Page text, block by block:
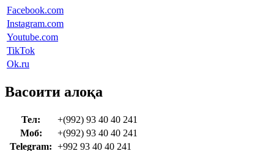
Facebook.com
Instagram.com
Youtube.com
TikTok
Ok.ru
Васоити алоқа
Тел:
+(992) 93 40 40 241
Моб:
+(992) 93 40 40 241
Telegram: +992 93 40 40 241